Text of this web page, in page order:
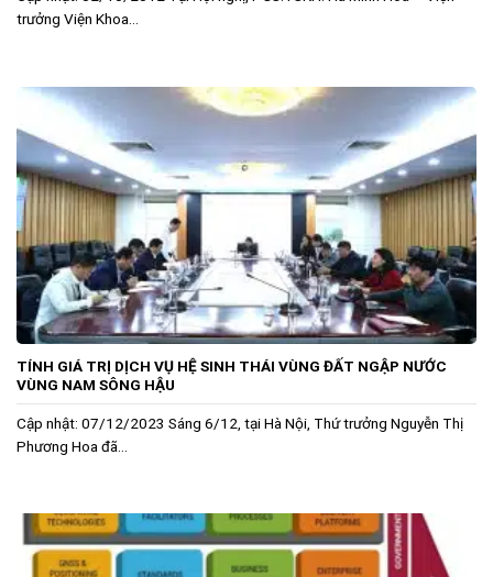
trưởng Viện Khoa...
TÍNH GIÁ TRỊ DỊCH VỤ HỆ SINH THÁI VÙNG ĐẤT NGẬP NƯỚC
VÙNG NAM SÔNG HẬU
Cập nhật: 07/12/2023 Sáng 6/12, tại Hà Nội, Thứ trưởng Nguyễn Thị
Phương Hoa đã...